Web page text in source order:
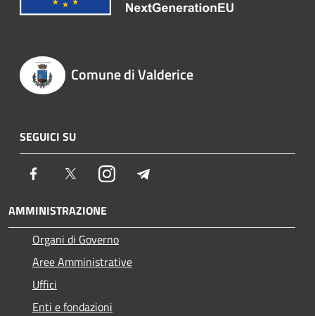
Comune di Valderice
SEGUICI SU
Facebook TwitterInstagram
AMMINISTRAZIONE
Organi di Governo
Aree Amministrative
Uffici
Enti e fondazioni